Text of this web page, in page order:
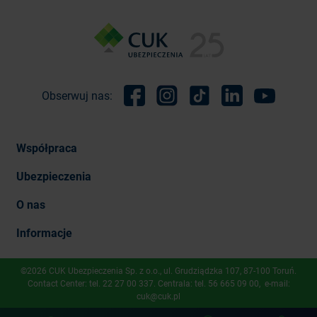
Obserwuj nas:
Współpraca
Ubezpieczenia
O nas
Informacje
©2026 CUK Ubezpieczenia Sp. z o.o., ​ul. Grudziądzka 107, 87-100 Toruń.
Contact Center: tel. 22 27 00 337 . Centrala: tel. 56 665 09 00 , e-mail:
cuk@cuk.pl